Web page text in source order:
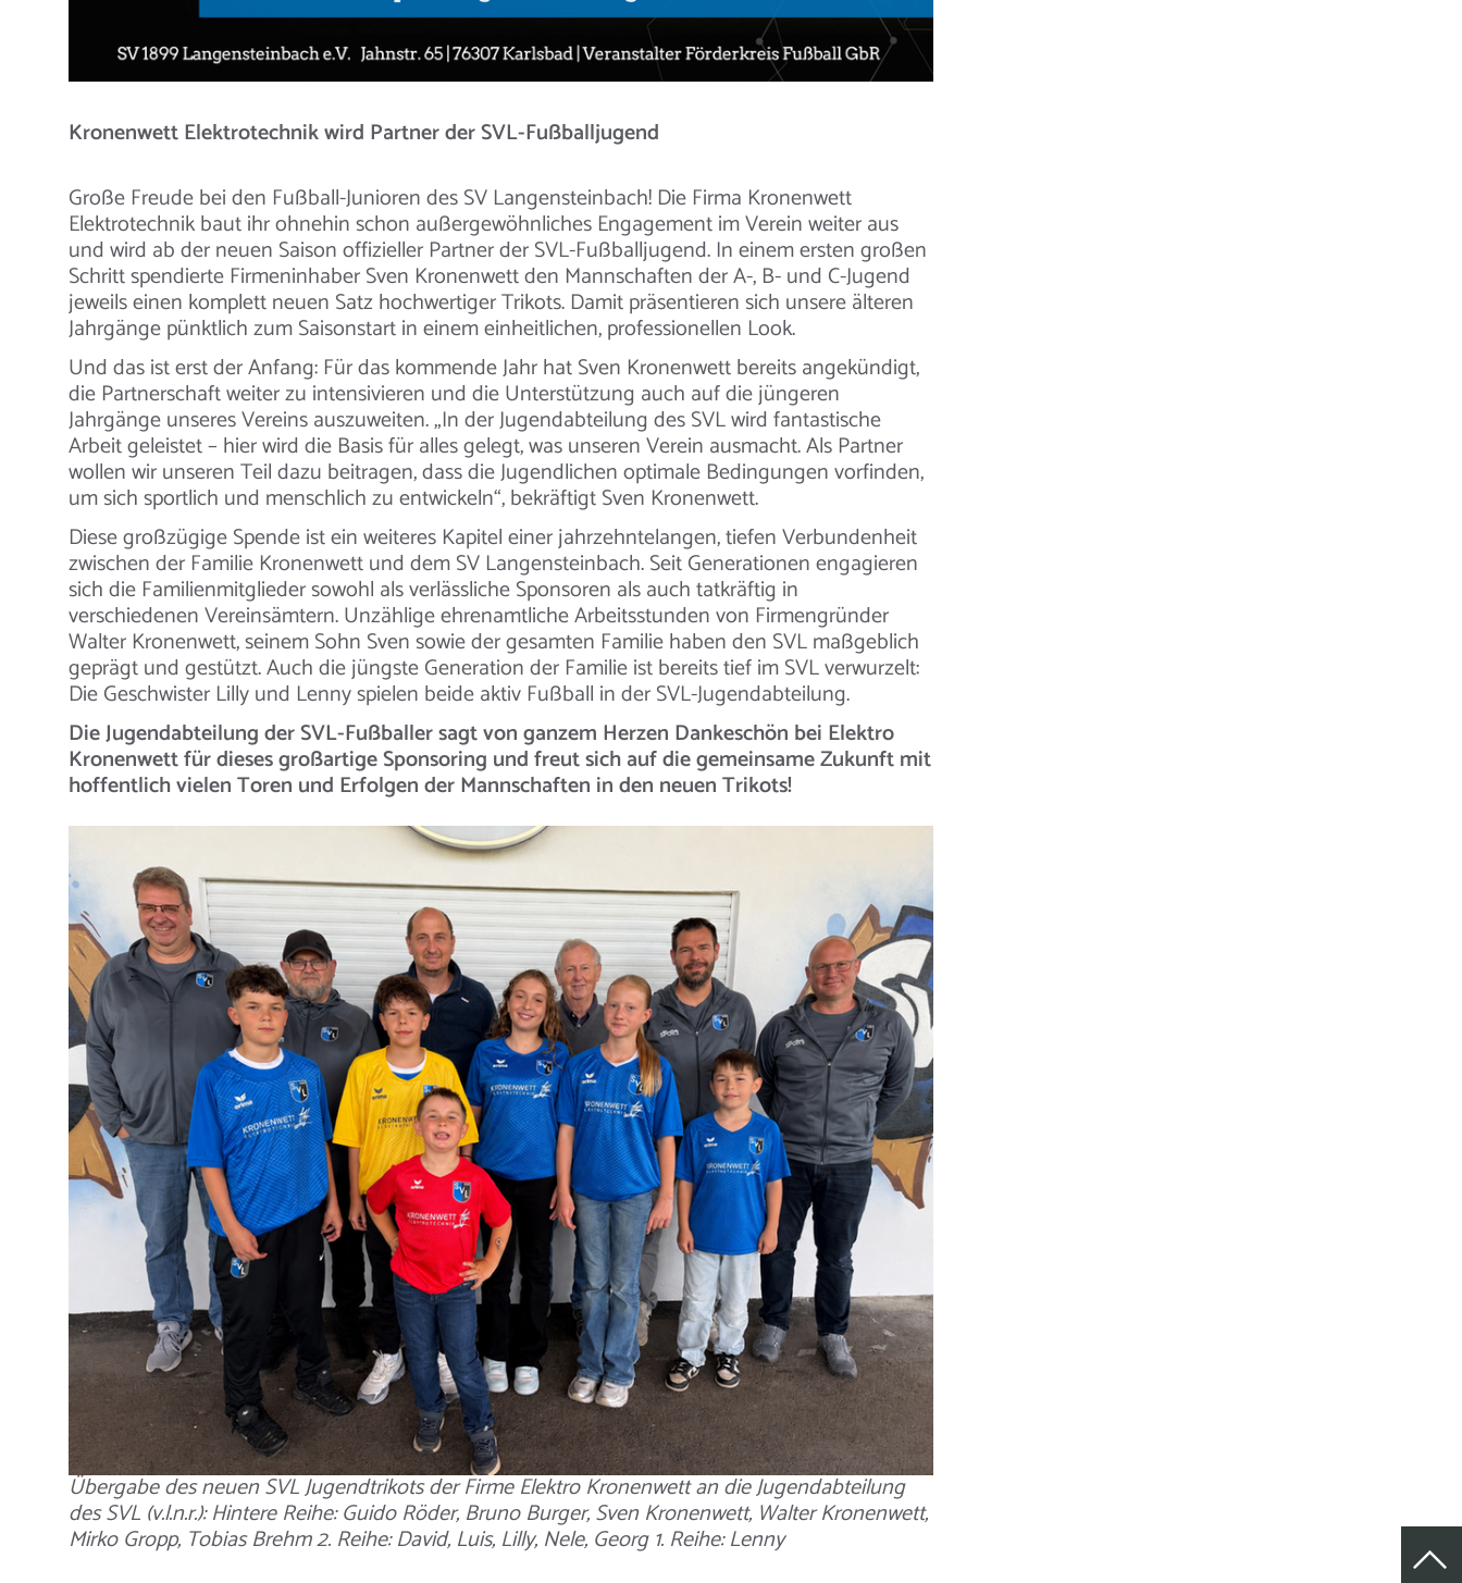
Kronenwett Elektrotechnik wird Partner der SVL-Fußballjugend
Große Freude bei den Fußball-Junioren des SV Langensteinbach! Die Firma Kronenwett
Elektrotechnik baut ihr ohnehin schon außergewöhnliches Engagement im Verein weiter aus
und wird ab der neuen Saison offizieller Partner der SVL-Fußballjugend. In einem ersten großen
Schritt spendierte Firmeninhaber Sven Kronenwett den Mannschaften der A-, B- und C-Jugend
jeweils einen komplett neuen Satz hochwertiger Trikots. Damit präsentieren sich unsere älteren
Jahrgänge pünktlich zum Saisonstart in einem einheitlichen, professionellen Look.
Und das ist erst der Anfang: Für das kommende Jahr hat Sven Kronenwett bereits angekündigt,
die Partnerschaft weiter zu intensivieren und die Unterstützung auch auf die jüngeren
Jahrgänge unseres Vereins auszuweiten. „In der Jugendabteilung des SVL wird fantastische
Arbeit geleistet – hier wird die Basis für alles gelegt, was unseren Verein ausmacht. Als Partner
wollen wir unseren Teil dazu beitragen, dass die Jugendlichen optimale Bedingungen vorfinden,
um sich sportlich und menschlich zu entwickeln“, bekräftigt Sven Kronenwett.
Diese großzügige Spende ist ein weiteres Kapitel einer jahrzehntelangen, tiefen Verbundenheit
zwischen der Familie Kronenwett und dem SV Langensteinbach. Seit Generationen engagieren
sich die Familienmitglieder sowohl als verlässliche Sponsoren als auch tatkräftig in
verschiedenen Vereinsämtern. Unzählige ehrenamtliche Arbeitsstunden von Firmengründer
Walter Kronenwett, seinem Sohn Sven sowie der gesamten Familie haben den SVL maßgeblich
geprägt und gestützt. Auch die jüngste Generation der Familie ist bereits tief im SVL verwurzelt:
Die Geschwister Lilly und Lenny spielen beide aktiv Fußball in der SVL-Jugendabteilung.
Die Jugendabteilung der SVL-Fußballer sagt von ganzem Herzen Dankeschön bei Elektro
Kronenwett für dieses großartige Sponsoring und freut sich auf die gemeinsame Zukunft mit
hoffentlich vielen Toren und Erfolgen der Mannschaften in den neuen Trikots!
Übergabe des neuen SVL Jugendtrikots der Firme Elektro Kronenwett an die Jugendabteilung
des SVL (v.l.n.r.): Hintere Reihe: Guido Röder, Bruno Burger, Sven Kronenwett, Walter Kronenwett,
Mirko Gropp, Tobias Brehm 2. Reihe: David, Luis, Lilly, Nele, Georg 1. Reihe: Lenny